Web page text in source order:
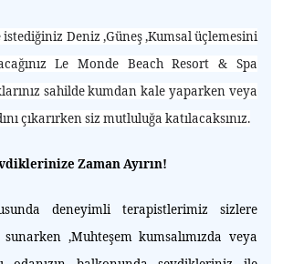
Deniz ,Güneş ,Kumsal üçlemesini
Le Monde Beach Resort & Spa
sahilde kumdan kale yaparken veya
çıkarırken siz mutluluğa katılacaksınız.
Zaman Ayırın!
deneyimli terapistlerimiz sizlere
,Muhteşem kumsalımızda veya